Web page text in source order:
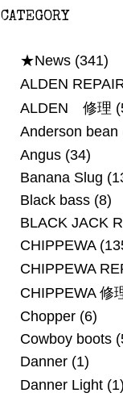
CATEGORY
★News(341)
ALDEN
ALDEN 修理
Anderson bean
Angus(34)
Banana Slug
Black bass(8)
BLACK JACK
CHIPPEWA
CHIPPEWA
CHIPPEWA 修
Chopper(6)
Cowboy boots
Danner(1)
Danner Light(1)